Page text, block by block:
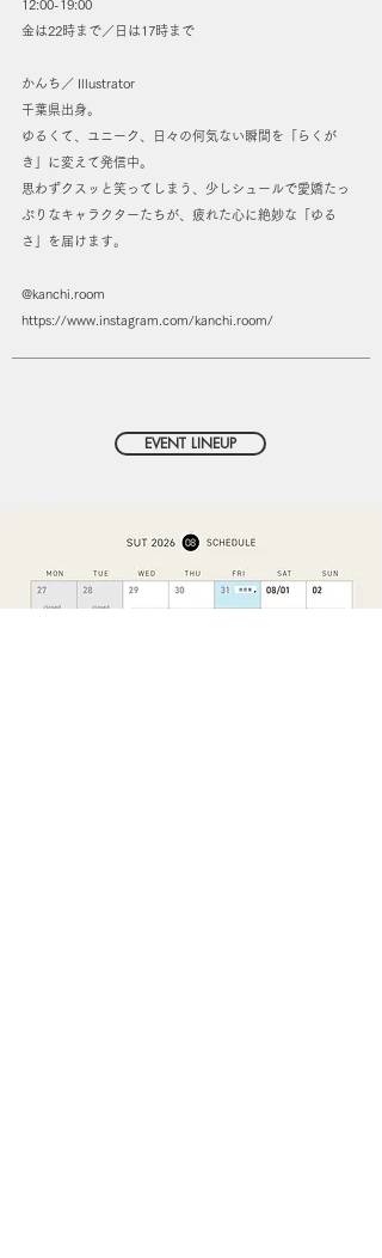
12:00-19:00
金は22時まで／日は17時まで
かんち／ Illustrator
千葉県出身。
ゆるくて、ユニーク、日々の何気ない瞬間を「らくが
き」に変えて発信中。
思わずクスッと笑ってしまう、少しシュールで愛嬌たっ
ぷりなキャラクターたちが、疲れた心に絶妙な「ゆる
さ」を届けます。
@kanchi.room
https://www.instagram.com/kanchi.room/
EVENT LINEUP